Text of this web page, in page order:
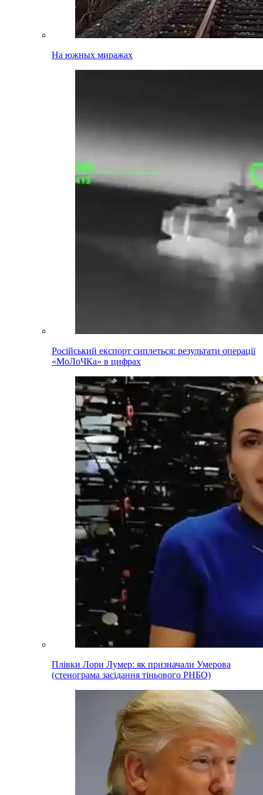
На южных миражах
Російський експорт сиплеться: результати операції
«МоЛоЧКа» в цифрах
Плівки Лори Лумер: як призначали Умерова
(стенограма засідання тіньового РНБО)